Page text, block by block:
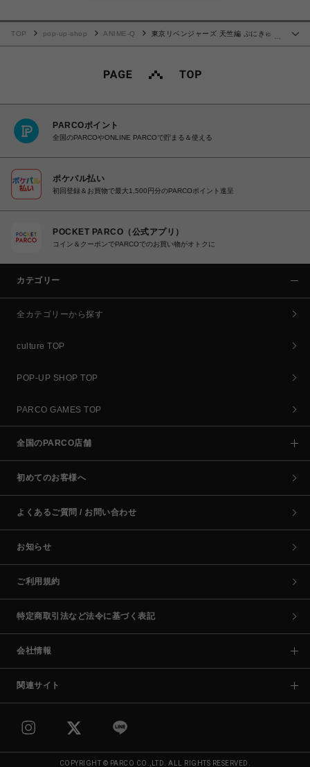
TOP pop-up-shop ANIME-Q
東京リベンジャーズ 天竺編 ぷにきゅ～
PARCOポイント
全国のPARCOやONLINE PARCOで貯まる＆使える
ポケパル払い
初回登録＆お買物で最大1,500円分のPARCOポイント進呈
POCKET PARCO（公式アプリ）
コイン＆クーポンでPARCOでのお買い物がオトクに
カテゴリー
全カテゴリーから探す
culture TOP
POP-UP SHOP TOP
PARCO GAMES TOP
全国のPARCO店舗
初めてのお客様へ
よくあるご質問 / お問い合わせ
お知らせ
ご利用規約
特定商取引法など法令に基づく表記
会社情報
関連サイト
COPYRIGHT © PARCO CO.,LTD. ALL RIGHTS RESERVED.